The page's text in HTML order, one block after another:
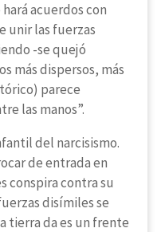
acuerdos con
unir las fuerzas
-se quejó
más dispersos, más
parece
las manos”.
del narcisismo.
de entrada en
conspira contra su
disímiles se
tierra da es un frente